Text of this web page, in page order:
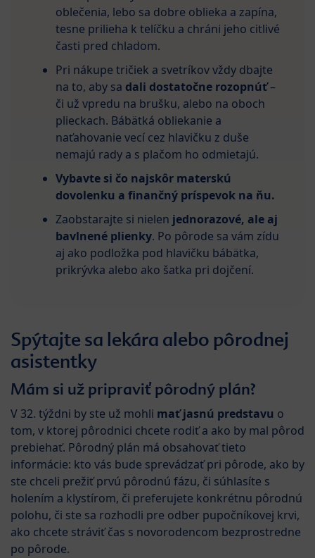
oblečenia, lebo sa dobre oblieka a zapína,
tesne prilieha k telíčku a chráni jeho citlivé
časti pred chladom.
Pri nákupe tričiek a svetríkov vždy dbajte
na to, aby sa dali dostatočne rozopnúť–
či už vpredu na brušku, alebo na oboch
plieckach. Bábätká obliekanie a
naťahovanie vecí cez hlavičku z duše
nemajú rady a s plačom ho odmietajú.
Vybavte si čo najskôr materskú
dovolenku a finančný príspevok na ňu.
Zaobstarajte si nielen jednorazové, ale aj
bavlnené plienky. Po pôrode sa vám zídu
aj ako podložka pod hlavičku bábätka,
prikrývka alebo ako šatka pri dojčení.
Spýtajte sa lekára alebo pôrodnej
asistentky
Mám si už pripraviť pôrodný plán?
V 32. týždni by ste už mohli mať jasnú predstavu o
tom, v ktorej pôrodnici chcete rodiť a ako by mal pôrod
prebiehať. Pôrodný plán má obsahovať tieto
informácie: kto vás bude sprevádzať pri pôrode, ako by
ste chceli prežiť prvú pôrodnú fázu, či súhlasíte s
holením a klystírom, či preferujete konkrétnu pôrodnú
polohu, či ste sa rozhodli pre odber pupočníkovej krvi,
ako chcete stráviť čas s novorodencom bezprostredne
po pôrode.